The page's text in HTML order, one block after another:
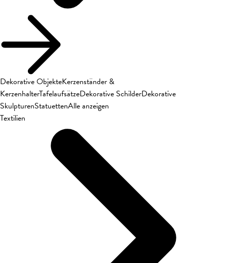
Dekorative ObjekteKerzenständer &
KerzenhalterTafelaufsätzeDekorative SchilderDekorative
SkulpturenStatuettenAlle anzeigen
Textilien